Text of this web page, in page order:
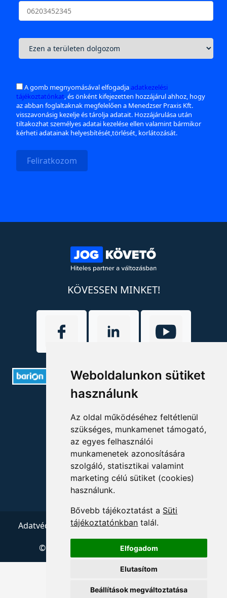
Weboldalunkon sütiket
használunk
Az oldal működéséhez feltétlenül
szükséges, munkamenet támogató,
az egyes felhasználói
munkamenetek azonosítására
szolgáló, statisztikai valamint
marketing célú sütiket (cookies)
használunk.
Bővebb tájékoztatást a Süti
tájékoztatónkban talál.
Elfogadom
Elutasítom
Beállítások megváltoztatása
A gomb megnyomásával elfogadjaadatkezelési
tájékoztatónkat, és önként kifejezetten hozzájárul ahhoz, hogy
az abban foglaltaknak megfelelően a Menedzser Praxis Kft.
visszavonásig kezelje és tárolja adatait. Hozzájárulása után
tiltakozhat személyes adatai kezelése ellen valamint bármikor
kérheti adatainak helyesbítését,törlését, korlátozását.
Feliratkozom
KÖVESSEN MINKET!
ELÉRHETŐSÉGEK
+36 1 880 7600
info@mprx.hu
Adatvédelem ÁSZF Impresszum
© 2026 Copyright:
Menedzserpraxis.hu